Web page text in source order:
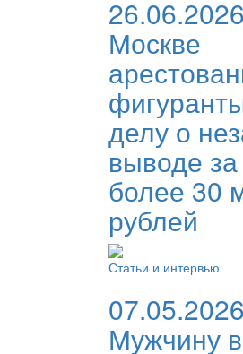
Москве
делу о
выводе
более 30
рублей
Статьи и интервью
Мужчину